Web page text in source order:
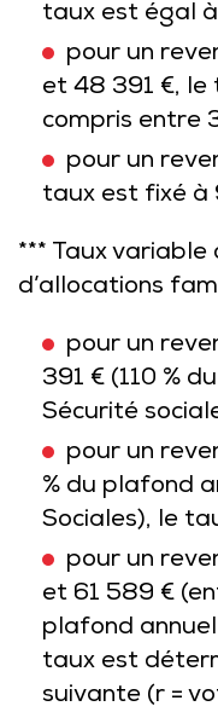
taux est égal
pour un
et 48 391 €,
compris entre
pour un
taux est fixé à
*** Taux
d’allocations
pour un
391 € (110 %
Sécurité
pour un
% du plafond
Sociales), le
pour un
et 61 589 €
plafond
taux est
suivante (r =